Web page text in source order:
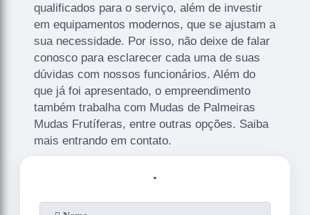
qualificados para o serviço, além de investir
em equipamentos modernos, que se ajustam a
sua necessidade. Por isso, não deixe de falar
conosco para esclarecer cada uma de suas
dúvidas com nossos funcionários. Além do
que já foi apresentado, o empreendimento
também trabalha com Mudas de Palmeiras
Mudas Frutíferas, entre outras opções. Saiba
mais entrando em contato.
.